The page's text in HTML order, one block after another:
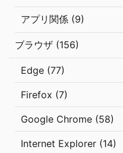
アプリ関係 (9)
ブラウザ (156)
Edge (77)
Firefox (7)
Google Chrome (58)
Internet Explorer (14)